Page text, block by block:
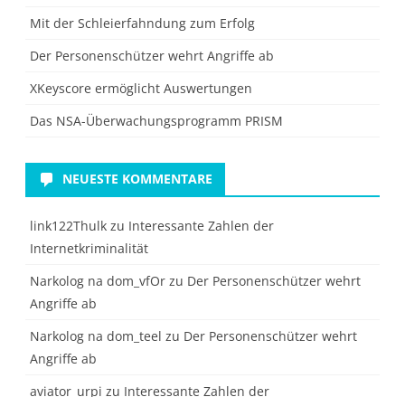
Mit der Schleierfahndung zum Erfolg
Der Personenschützer wehrt Angriffe ab
XKeyscore ermöglicht Auswertungen
Das NSA-Überwachungsprogramm PRISM
NEUESTE KOMMENTARE
link122Thulk zu Interessante Zahlen der
Internetkriminalität
Narkolog na dom_vfOr zu Der Personenschützer wehrt
Angriffe ab
Narkolog na dom_teel zu Der Personenschützer wehrt
Angriffe ab
aviator_urpi zu Interessante Zahlen der